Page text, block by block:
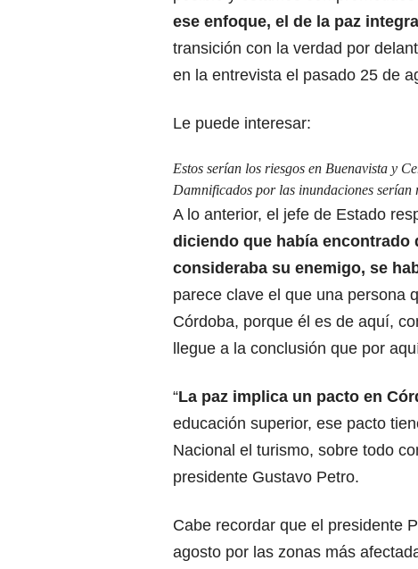
ese enfoque, el de la paz
transición con la verdad por
en la entrevista el pasado 25 de
Le puede interesar:
Estos serían los riesgos en Buenavista y
Damnificados por las inundaciones serían
A lo anterior, el jefe de Estado
diciendo que había encontrado
consideraba su enemigo, se
parece clave el que una persona
Córdoba, porque él es de aquí,
llegue a la conclusión que por
“La paz implica un pacto en
educación superior, ese pacto
Nacional el turismo, sobre todo
presidente Gustavo Petro.
Cabe recordar que el presidente
agosto por las zonas más